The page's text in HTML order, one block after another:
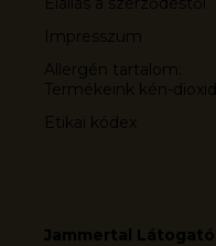
Impresszum
Allergén tartalom:
Termékeink kén-
Etikai kódex
Jammertal